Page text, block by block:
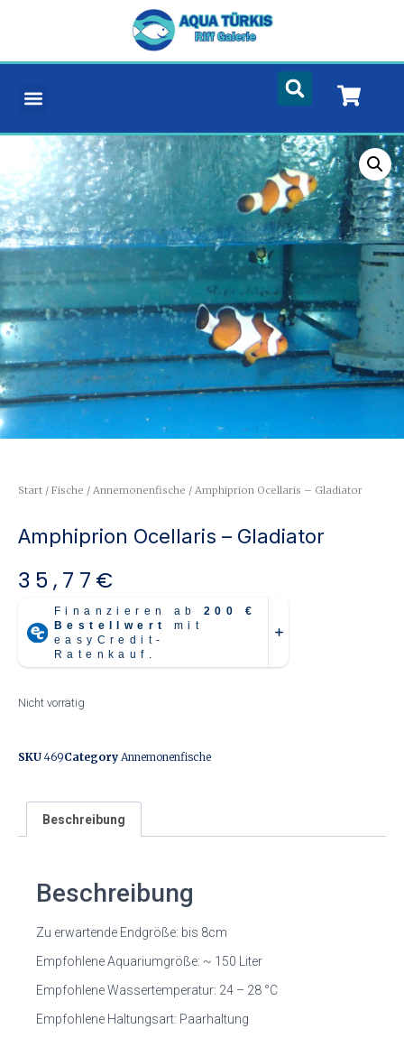
Start / Fische / Annemonenfische / Amphiprion Ocellaris – Gladiator
Amphiprion Ocellaris – Gladiator
35,77 €
Nicht vorrätig
SKU 469Category Annemonenfische
Beschreibung
Beschreibung
Zu erwartende Endgröße: bis 8cm
Empfohlene Aquariumgröße: ~ 150 Liter
Empfohlene Wassertemperatur: 24 – 28 °C
Empfohlene Haltungsart: Paarhaltung